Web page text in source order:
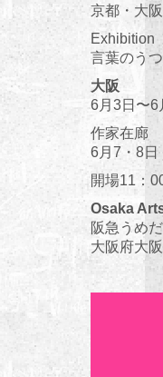
京都・大
Exhibition
言葉のう
大阪
6月3日〜6
作家在廊
6月7・8日
開場11：
Osaka
阪急うめ
大阪府大